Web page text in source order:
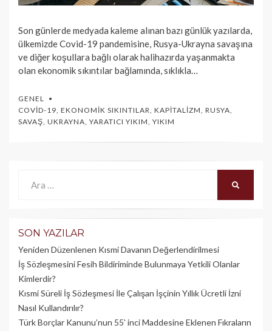
Son günlerde medyada kaleme alınan bazı günlük yazılarda,
ülkemizde Covid-19 pandemisine, Rusya-Ukrayna savaşına
ve diğer koşullara bağlı olarak halihazırda yaşanmakta
olan ekonomik sıkıntılar bağlamında, sıklıkla…
GENEL
COVID-19, EKONOMIK SIKINTILAR, KAPITALIZM, RUSYA,
SAVAŞ, UKRAYNA, YARATICI YIKIM, YIKIM
SON YAZILAR
Yeniden Düzenlenen Kısmi Davanın Değerlendirilmesi
İş Sözleşmesini Fesih Bildiriminde Bulunmaya Yetkili Olanlar
Kimlerdir?
Kısmi Süreli İş Sözleşmesi İle Çalışan İşçinin Yıllık Üc­retli İzni
Nasıl Kullandırılır?
Türk Borçlar Kanunu’nun 55’ inci Maddesine Eklenen Fıkraların